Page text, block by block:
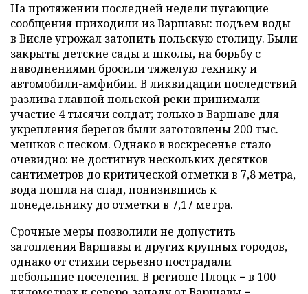
На протяжении последней недели пугающие
сообщения приходили из Варшавы: подъем воды
в Висле угрожал затопить польскую столицу. Были
закрыты детские сады и школы, на борьбу с
наводнениями бросили тяжелую технику и
автомобили-амфибии. В ликвидации последствий
разлива главной польской реки принимали
участие 4 тысячи солдат; только в Варшаве для
укрепления берегов были заготовлены 200 тыс.
мешков с песком. Однако в воскресенье стало
очевидно: не достигнув нескольких десятков
сантиметров до критической отметки в 7,8 метра,
вода пошла на спад, понизившись к
понедельнику до отметки в 7,17 метра.
Срочные меры позволили не допустить
затопления Варшавы и других крупных городов,
однако от стихии серьезно пострадали
небольшие поселения. В регионе Плоцк − в 100